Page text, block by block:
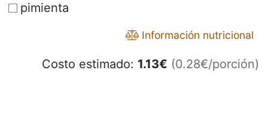
pimienta
Información nutricional
Costo estimado: 1.13€ (0.28€/porción)